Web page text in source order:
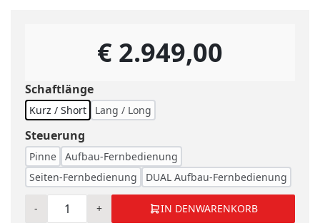
€ 2.949,00
Schaftlänge
Kurz / Short Lang / Long
Steuerung
Pinne
Aufbau-Fernbedienung
Seiten-Fernbedienung
DUAL Aufbau-Fernbedienung
- + IN DENWARENKORB